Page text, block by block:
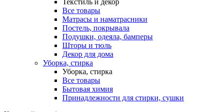
Текстиль и декор
Все товары
Матрасы и наматрасники
Постель, покрывала
Подушки, одеяла, бамперы
Шторы и тюль
Декор для дома
Уборка, стирка
Уборка, стирка
Все товары
Бытовая химия
Принадлежности для стирки, сушки